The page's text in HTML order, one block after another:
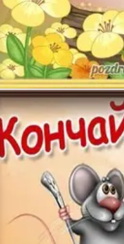
с пятницей